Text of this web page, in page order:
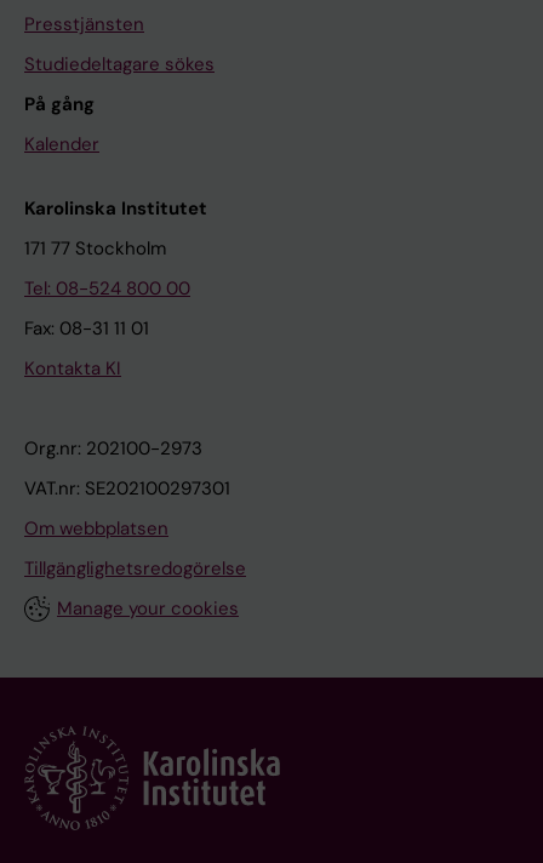
Presstjänsten
Studiedeltagare sökes
På gång
Kalender
Karolinska Institutet
171 77 Stockholm
Tel: 08-524 800 00
Fax: 08-31 11 01
Kontakta KI
Org.nr: 202100-2973
VAT.nr: SE202100297301
Om webbplatsen
Tillgänglighetsredogörelse
Manage your cookies